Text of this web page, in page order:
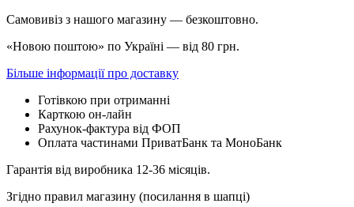
Самовивіз з нашого магазину — безкоштовно.
«Новою поштою» по Україні — від 80 грн.
Більше інформації про доставку
Готівкою при отриманні
Карткою он-лайн
Рахунок-фактура від ФОП
Оплата частинами ПриватБанк та МоноБанк
Гарантія від виробника 12-36 місяців.
Згідно правил магазину (посилання в шапці)